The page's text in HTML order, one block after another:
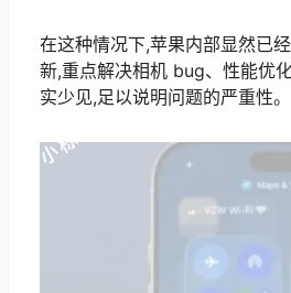
在这种情况下,苹果内部显然已
新,重点解决相机 bug、性能优
实少见,足以说明问题的严重性。